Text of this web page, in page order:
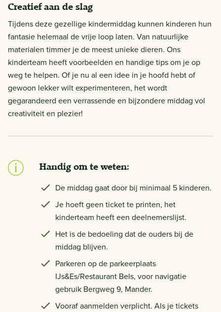
Creatief aan de slag
Tijdens deze gezellige kindermiddag kunnen kinderen hun
fantasie helemaal de vrije loop laten. Van natuurlijke
materialen timmer je de meest unieke dieren. Ons
kinderteam heeft voorbeelden en handige tips om je op
weg te helpen. Of je nu al een idee in je hoofd hebt of
gewoon lekker wilt experimenteren, het wordt
gegarandeerd een verrassende en bijzondere middag vol
creativiteit en plezier!
Handig om te weten:
De middag gaat door bij minimaal 5 kinderen.
Je hoeft geen ticket te printen, het
kinderteam heeft een deelnemerslijst.
Het is de bedoeling dat de ouders bij de
middag blijven.
Parkeren op de parkeerplaats
IJs&Es/Restaurant Bels, voor navigatie
gebruik Bergweg 9, Mander.
Vooraf aanmelden verplicht. Als je tickets